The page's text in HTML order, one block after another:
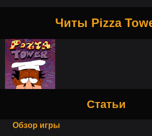
Читы Pizza
Статьи
Обзор игры